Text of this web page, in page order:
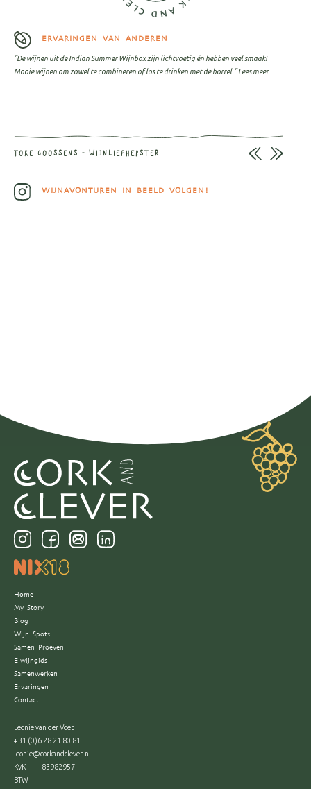
ERVARINGEN VAN ANDEREN
"De wijnen uit de Indian Summer Wijnbox zijn lichtvoetig én hebben veel smaak!
Mooie wijnen om zowel te combineren of los te drinken met de borrel."Lees meer...
TOKE GOOSSENS - WIJNLIEFHEBSTER
WIJNAVONTUREN IN BEELD VOLGEN!
Home
My Story
Blog
Wijn Spots
Samen Proeven
E-wijngids
Samenwerken
Ervaringen
Contact
Leonie van der Voet
+31 (0)6 28 21 80 81
leonie@corkandclever.nl
KvK
83982957
BTW